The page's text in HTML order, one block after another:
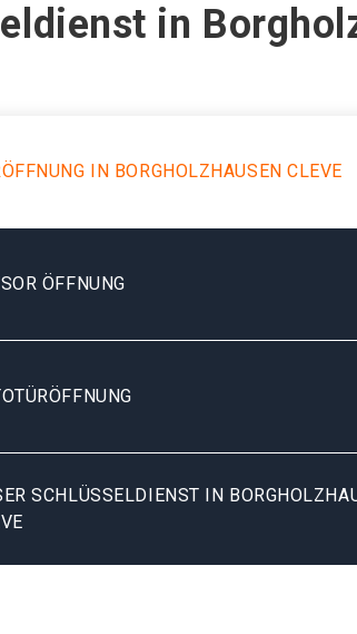
in
IN BORGHOLZHAUSEN CLEVE
ÖFFNUNG
SCHLÜSSELDIENST IN